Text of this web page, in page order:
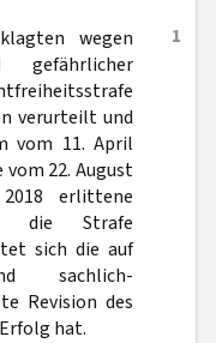
1
wegen
gefährlicher
verurteilt und
vom 11. April
vom 22. August
erlittene
die Strafe
sich die auf
sachlich-
Revision des
hat.